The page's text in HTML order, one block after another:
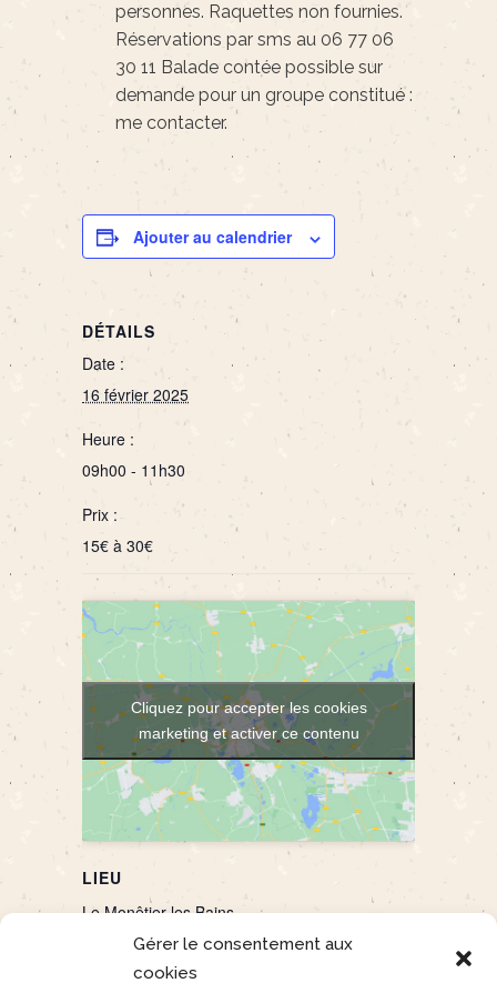
Gérer le consentement aux
cookies
personnes. Raquettes non fournies.
Réservations par sms au 06 77 06
30 11 Balade contée possible sur
demande pour un groupe constitué :
me contacter.
Ajouter au calendrier
DÉTAILS
Date :
16 février 2025
Heure :
09h00 - 11h30
Prix :
15€ à 30€
LIEU
Le Monêtier-les Bains
Parking du Gros Moutas
Le Monêtier les Bains
Cliquez pour accepter les cookies
marketing et activer ce contenu